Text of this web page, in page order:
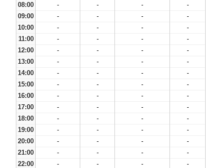
08:00
- - -
-
09:00
- - -
-
10:00
- - -
-
11:00
- - -
-
12:00
- - -
-
13:00
- - -
-
14:00
- - -
-
15:00
- - -
-
16:00
- - -
-
17:00
- - -
-
18:00
- - -
-
19:00
- - -
-
20:00
- - -
-
21:00
- - -
-
22:00
- - -
-